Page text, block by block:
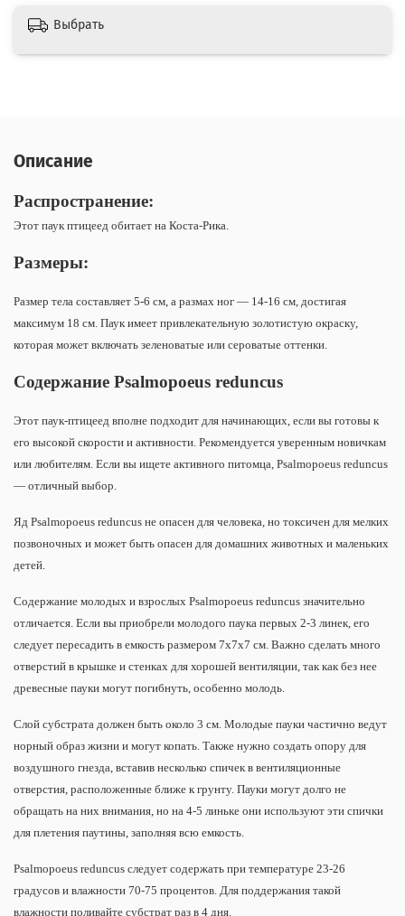
Выбрать
Описание
Распространение:
Этот паук птицеед обитает на Коста-Рика.
Размеры:
Размер тела составляет 5-6 см, а размах ног — 14-16 см, достигая
максимум 18 см. Паук имеет привлекательную золотистую окраску,
которая может включать зеленоватые или сероватые оттенки.
Содержание Psalmopoeus reduncus
Этот паук-птицеед вполне подходит для начинающих, если вы готовы к
его высокой скорости и активности. Рекомендуется уверенным новичкам
или любителям. Если вы ищете активного питомца, Psalmopoeus reduncus
— отличный выбор.
Яд Psalmopoeus reduncus не опасен для человека, но токсичен для мелких
позвоночных и может быть опасен для домашних животных и маленьких
детей.
Содержание молодых и взрослых Psalmopoeus reduncus значительно
отличается. Если вы приобрели молодого паука первых 2-3 линек, его
следует пересадить в емкость размером 7х7х7 см. Важно сделать много
отверстий в крышке и стенках для хорошей вентиляции, так как без нее
древесные пауки могут погибнуть, особенно молодь.
Слой субстрата должен быть около 3 см. Молодые пауки частично ведут
норный образ жизни и могут копать. Также нужно создать опору для
воздушного гнезда, вставив несколько спичек в вентиляционные
отверстия, расположенные ближе к грунту. Пауки могут долго не
обращать на них внимания, но на 4-5 линьке они используют эти спички
для плетения паутины, заполняя всю емкость.
Psalmopoeus reduncus следует содержать при температуре 23-26
градусов и влажности 70-75 процентов. Для поддержания такой
влажности поливайте субстрат раз в 4 дня.